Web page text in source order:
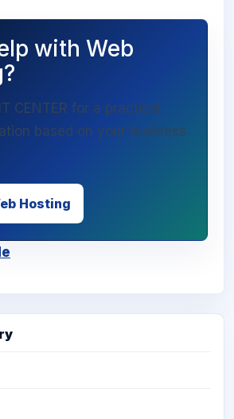
with Web
CENTER for a practical
based on your business
Hosting